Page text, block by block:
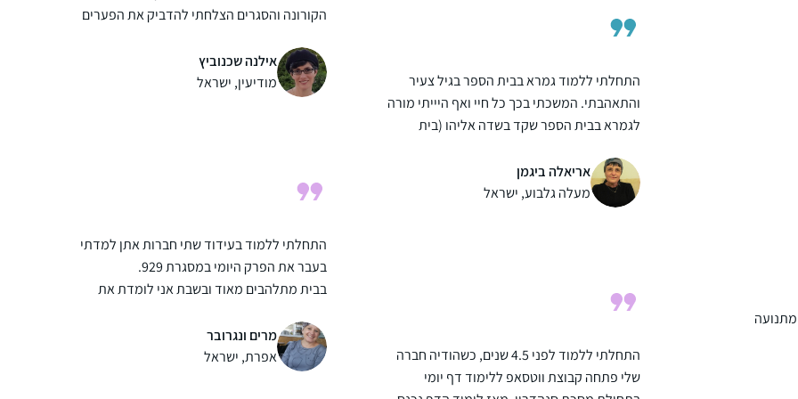
מתנועה
התחלתי ללמוד גמרא בבית הספר בגיל צעיר
והתאהבתי. המשכתי בכך כל חיי ואף היייתי מורה
לגמרא בבית הספר שקד בשדה אליהו (בית
הנוכחי החלטתי להצטרף ובע”ה מקווה להתמיד
ולהמשיך. אני אוהבת את המפגש עם הדף את
"דרישות השלום ” שמקבלת מקשרים עם דפים
אריאלה ביגמן
מעלה גלבוע, ישראל
התחלתי ללמוד לפני 4.5 שנים, כשהודיה חברה
שלי פתחה קבוצת ווטסאפ ללימוד דף יומי
התחלתי ללמוד בעידוד שתי חברות אתן למדתי
בעבר את הפרק היומי במסגרת 929.
בבית מתלהבים מאוד ובשבת אני לומדת את
הדף הוא חלק בלתי נפרד מהיום שלי. לומדת
בצהריים ומחכה לזמן הזה מידי יום…
מרים ונגרובר
אפרת, ישראל
הקורונה והסגרים הצלחתי להדביק את הפערים
ולהמשיך עם המסכתות הבאות. עכשיו אני
מסיימת בהתרגשות רבה את מסכת חגיגה וסדר
מועד ומחכה לסדר הבא!
אילנה שכנוביץ
מודיעין, ישראל